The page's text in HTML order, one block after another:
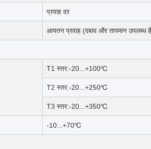
प्रवाह दर
आयतन प्रवाह (दबाव और तापमान उपलब्ध
T1 स्तर:-20...+100℃
T2 स्तर:-20...+250℃
T3 स्तर:-20...+350℃
-10...+70℃